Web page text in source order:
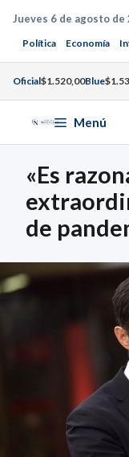
Saltar
contenido
Jueves 6 de agosto de
Política Economía
Oficial$1.520,00Blue
Menú
«Es
de